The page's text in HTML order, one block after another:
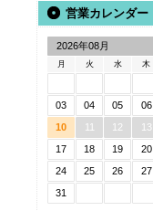
営業カレンダー
2026年08月
月 火 水 木
03
04 05 06
10
11 12 13
17
18 19 20
24
25 26 27
31